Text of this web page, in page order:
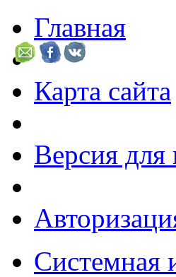
Главная
Карта сайта
Версия для
Системная